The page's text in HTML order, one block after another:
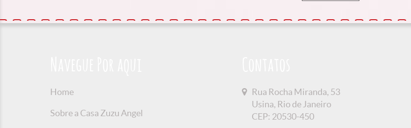
Home
Sobre a Casa Zuzu Angel
Rua Rocha Miranda, 53
Usina, Rio de Janeiro
CEP: 20530-450